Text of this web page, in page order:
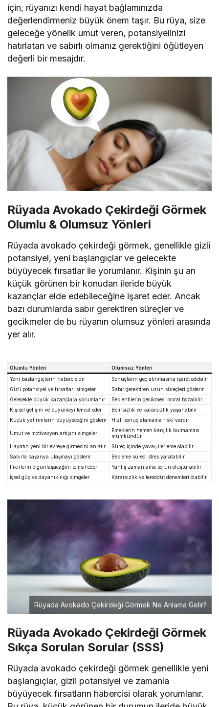
için, rüyanızı kendi hayat bağlamınızda
değerlendirmeniz büyük önem taşır. Bu rüya, size
geleceğe yönelik umut veren, potansiyelinizi
hatırlatan ve sabırlı olmanız gerektiğini öğütleyen
değerli bir mesajdır.
Rüyada Avokado Çekirdeği Görmek
Olumlu & Olumsuz Yönleri
Rüyada avokado çekirdeği görmek, genellikle gizli
potansiyel, yeni başlangıçlar ve gelecekte
büyüyecek fırsatlar ile yorumlanır. Kişinin şu an
küçük görünen bir konudan ileride büyük
kazançlar elde edebileceğine işaret eder. Ancak
bazı durumlarda sabır gerektiren süreçler ve
gecikmeler de bu rüyanın olumsuz yönleri arasında
yer alır.
Olumlu Yönleri
Olumsuz Yönleri
Yeni başlangıçların habercisidir
Sonuçların geç alınmasına işaret edebilir
Gizli potansiyel ve fırsatları simgeler
Sabır gerektiren uzun süreçleri gösterir
Gelecekte büyük kazançlara yorumlanır
Beklentilerin gecikmesi moral bozabilir
Kişisel gelişim ve büyümeyi temsil eder
Belirsizlik ve kararsızlık yaşanabilir
Küçük yatırımların büyüyeceğini gösterir
Hızlı sonuç alamama riski vardır
Umut ve motivasyon artışını simgeler
Emeklerin hemen karşılık bulmaması
mümkündür
Hayatın yeni bir evreye girmesini anlatır
Süreç içinde yavaş ilerleme olabilir
Sabırla başarıya ulaşmayı gösterir
Bekleme süreci stres yaratabilir
Fikirlerin olgunlaşacağını temsil eder
Yanlış zamanlama sorun oluşturabilir
İçsel güç ve dayanıklılığı simgeler
Kararsızlık ve tereddüt dönemleri olabilir
Rüyada Avokado Çekirdeği Görmek Ne Anlama Gelir?
Rüyada Avokado Çekirdeği Görmek
Sıkça Sorulan Sorular (SSS)
Rüyada avokado çekirdeği görmek genellikle yeni
başlangıçlar, gizli potansiyel ve zamanla
büyüyecek fırsatların habercisi olarak yorumlanır.